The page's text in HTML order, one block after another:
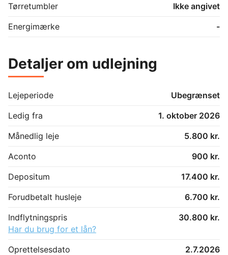
Tørretumbler
Ikke angivet
Energimærke
-
Detaljer om udlejning
Lejeperiode
Ubegrænset
Ledig fra
1. oktober 2026
Månedlig leje
5.800 kr.
Aconto
900 kr.
Depositum
17.400 kr.
Forudbetalt husleje
6.700 kr.
Indflytningspris
30.800 kr.
Har du brug for et lån?
Oprettelsesdato
2.7.2026